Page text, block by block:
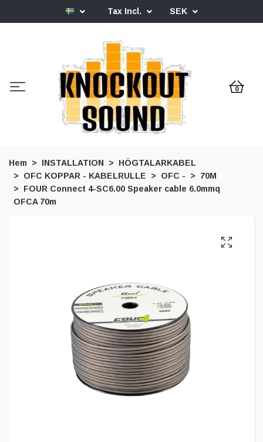
Tax Incl. SEK
0
Hem INSTALLATION
HÖGTALARKABEL
OFC KOPPAR - KABELRULLE
OFC -
70M
FOUR Connect 4-SC6.00 Speaker cable 6.0mmq
OFCA 70m